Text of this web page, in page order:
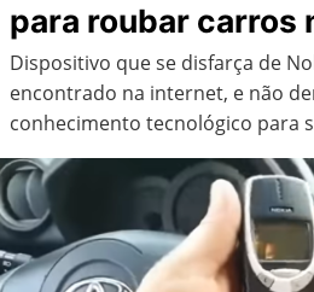
para roubar carros
Dispositivo que se disfarça de
encontrado na internet, e não
conhecimento tecnológico para